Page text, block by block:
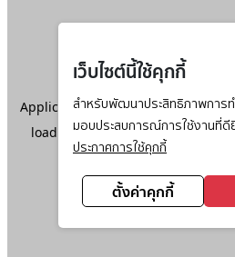
Application error: aclient-side
loadingwww.ktc.co.th(see the
information).
เว็บไซต์นี้ใช้คุกกี้
สำหรับพัฒนาประสิทธิภาพการท
มอบประสบการณ์การใช้งานที่ดี
ประกาศการใช้คุกกี้
ตั้งค่าคุกกี้